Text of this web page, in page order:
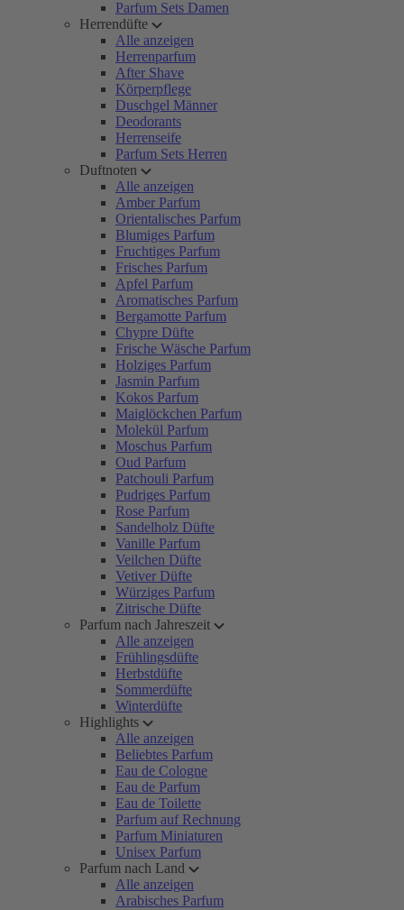
Parfum Sets Damen
Herrendüfte
Alle anzeigen
Herrenparfum
After Shave
Körperpflege
Duschgel Männer
Deodorants
Herrenseife
Parfum Sets Herren
Duftnoten
Alle anzeigen
Amber Parfum
Orientalisches Parfum
Blumiges Parfum
Fruchtiges Parfum
Frisches Parfum
Apfel Parfum
Aromatisches Parfum
Bergamotte Parfum
Chypre Düfte
Frische Wäsche Parfum
Holziges Parfum
Jasmin Parfum
Kokos Parfum
Maiglöckchen Parfum
Molekül Parfum
Moschus Parfum
Oud Parfum
Patchouli Parfum
Pudriges Parfum
Rose Parfum
Sandelholz Düfte
Vanille Parfum
Veilchen Düfte
Vetiver Düfte
Würziges Parfum
Zitrische Düfte
Parfum nach Jahreszeit
Alle anzeigen
Frühlingsdüfte
Herbstdüfte
Sommerdüfte
Winterdüfte
Highlights
Alle anzeigen
Beliebtes Parfum
Eau de Cologne
Eau de Parfum
Eau de Toilette
Parfum auf Rechnung
Parfum Miniaturen
Unisex Parfum
Parfum nach Land
Alle anzeigen
Arabisches Parfum